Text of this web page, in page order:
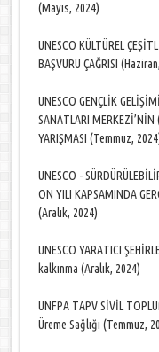
(Mayıs, 2024)
UNESCO KÜLTÜREL
BAŞVURU ÇAĞRISI
UNESCO GENÇLİK
SANATLARI
YARIŞMASI (Temmuz,
UNESCO -
ON YILI KAPSAMINDA
(Aralık, 2024)
UNESCO YARATICI
kalkınma (Aralık, 2024)
UNFPA TAPV SİVİL
Üreme Sağlığı (Temmuz,